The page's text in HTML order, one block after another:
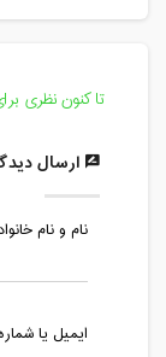
تا کنون نظری
ارسال
نام و نام
ایمیل یا